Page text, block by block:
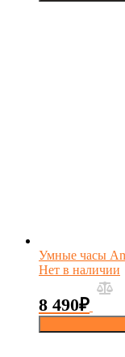
Умные часы
Нет в наличии
8 490₽